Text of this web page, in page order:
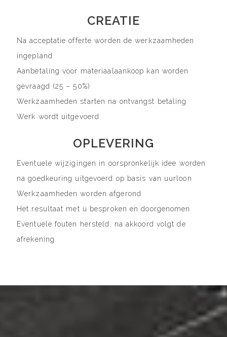
CREATIE
Na acceptatie offerte worden de werkzaamheden
ingepland
Aanbetaling voor materiaalaankoop kan worden
gevraagd (25 – 50%)
Werkzaamheden starten na ontvangst betaling
Werk wordt uitgevoerd.
OPLEVERING
Eventuele wijzigingen in oorspronkelijk idee worden
na goedkeuring uitgevoerd op basis van uurloon
Werkzaamheden worden afgerond
Het resultaat met u besproken en doorgenomen
Eventuele fouten hersteld, na akkoord volgt de
afrekening